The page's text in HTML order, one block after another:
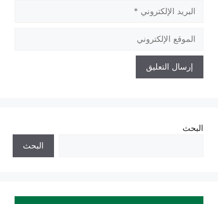
البريد
الإلكتروني
الموقع
الإلكتروني
البحث
البحث